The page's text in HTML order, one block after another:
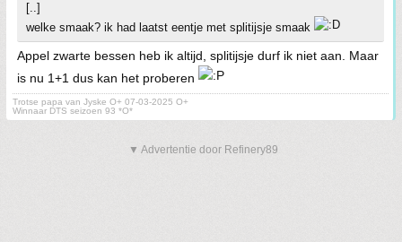
[..]
welke smaak? ik had laatst eentje met splitijsje smaak
Appel zwarte bessen heb ik altijd, splitijsje durf ik niet aan. Maar
is nu 1+1 dus kan het proberen
Trotse papa van Jyske O+ 07-03-2025 O+
Winnaar DTS seizoen 93 *O*
▼ Advertentie door Refinery89